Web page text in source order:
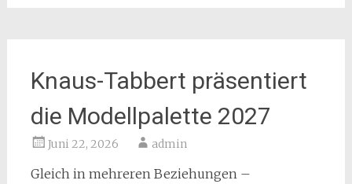
Knaus-Tabbert präsentiert
die Modellpalette 2027
Juni 22, 2026 admin
Gleich in mehreren Beziehungen –